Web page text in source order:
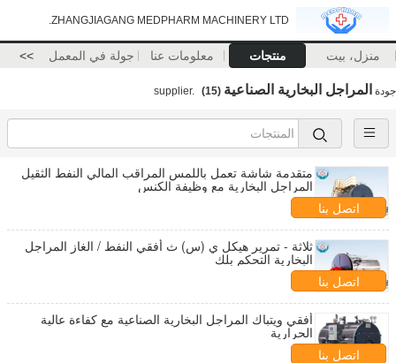
ZHANGJIAGANG MEDPHARM MACHINERY LTD.
منزل، بيت منتجات معلومات عنا جولة في المعمل >>
جودة المراجل البخارية الصناعية (15)
متقدمة شاشة تعمل باللمس المراقب المالي النفط الثقيل
المراجل البخارية مع وظيفة الكنس
اتصل بنا
ثلاثة - تمرير هيكل ي (س) ث أفقي النفط / الغاز المراجل
البخارية التحكم بلك
اتصل بنا
أفقي ويتباك المراجل البخارية الصناعية مع كفاءة عالية
الحرارية
اتصل بنا